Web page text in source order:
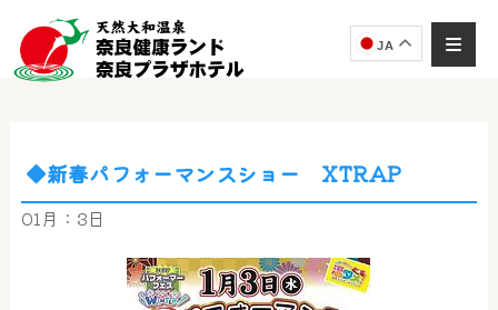
JA
◆新春パフォーマンスショー XTRAP
01月：3日
奈良健康ランド AIコンシェルジュです。
ご質問をお伺いします。